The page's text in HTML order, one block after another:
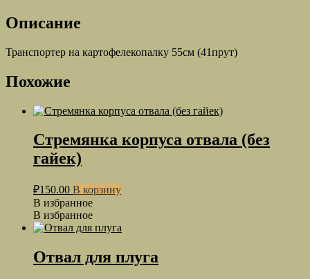
Описание
Транспортер на картофелекопалку 55см (41прут)
Похожие
Стремянка корпуса отвала (без
гайек)
₽150.00 В корзину
В избранное
В избранное
Отвал для плуга